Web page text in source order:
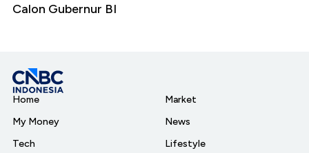
Calon Gubernur BI
Home
My Money
Tech
Market
News
Lifestyle